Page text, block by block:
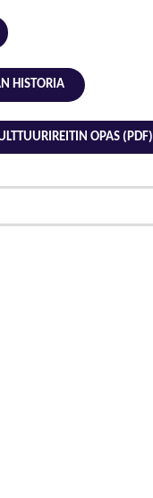
HISTORIA
OPAS (PDF)